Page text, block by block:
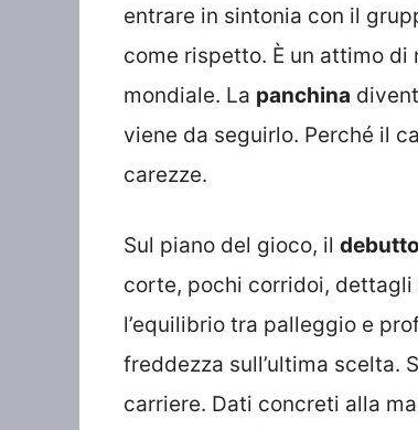
entrare in sintonia con il
come rispetto. È un attimo
mondiale. La panchina
viene da seguirlo. Perché il
carezze.
Sul piano del gioco, il debutto
corte, pochi corridoi, dettagli
l’equilibrio tra palleggio e
freddezza sull’ultima scelta.
carriere. Dati concreti alla